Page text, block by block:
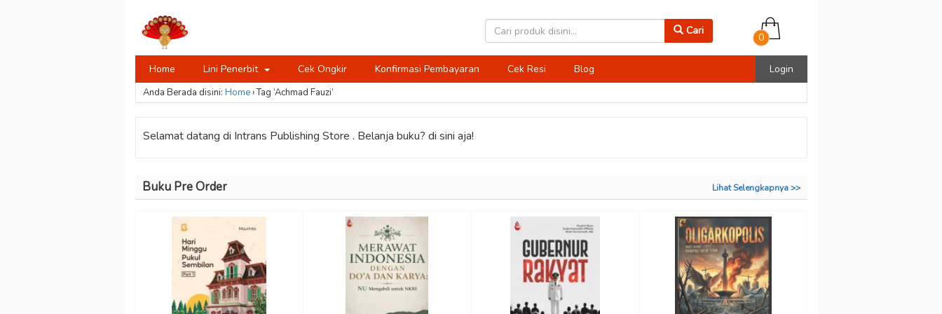
Cari
0
Home Lini Penerbit Cek Ongkir Konfirmasi Pembayaran Cek Resi Blog Login
Anda Berada disini: Home›Tag ‘Achmad Fauzi’
Selamat datang di Intrans Publishing Store . Belanja buku? di sini aja!
Buku Pre Order Lihat Selengkapnya >>